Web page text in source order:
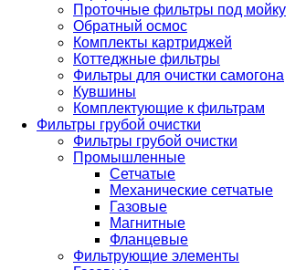
Проточные фильтры под мойку
Обратный осмос
Комплекты картриджей
Коттеджные фильтры
Фильтры для очистки самогона
Кувшины
Комплектующие к фильтрам
Фильтры грубой очистки
Фильтры грубой очистки
Промышленные
Сетчатые
Механические сетчатые
Газовые
Магнитные
Фланцевые
Фильтрующие элементы